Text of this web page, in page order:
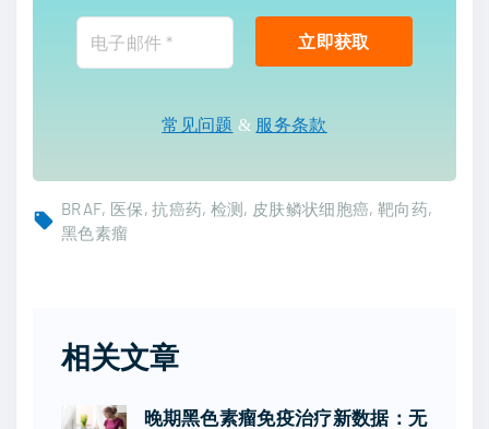
常见问题 & 服务条款
BRAF 医保 抗癌药 检测 皮肤鳞状细胞癌 靶向药
黑色素瘤
相关文章
晚期黑色素瘤免疫治疗新数据：无